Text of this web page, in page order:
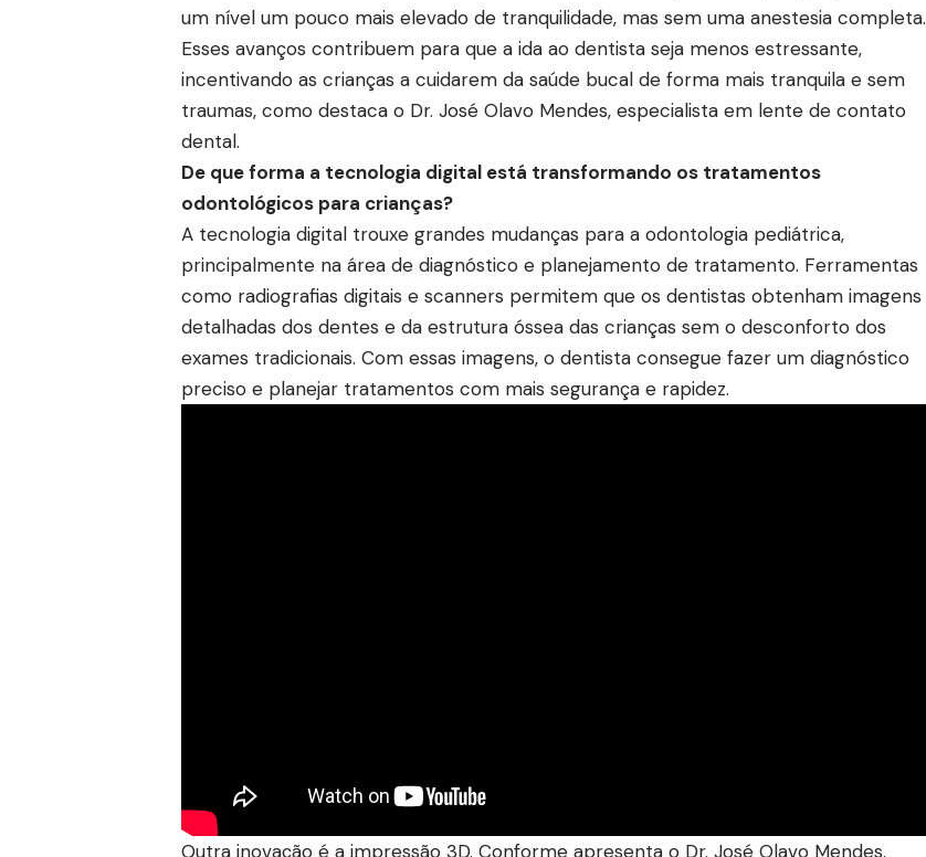
um nível um pouco mais elevado de tranquilidade, mas sem uma anestesia completa.
Esses avanços contribuem para que a ida ao dentista seja menos estressante,
incentivando as crianças a cuidarem da saúde bucal de forma mais tranquila e sem
traumas, como destaca o Dr. José Olavo Mendes, especialista em lente de contato
dental.
De que forma a tecnologia digital está transformando os tratamentos
odontológicos para crianças?
A tecnologia digital trouxe grandes mudanças para a odontologia pediátrica,
principalmente na área de diagnóstico e planejamento de tratamento. Ferramentas
como radiografias digitais e scanners permitem que os dentistas obtenham imagens
detalhadas dos dentes e da estrutura óssea das crianças sem o desconforto dos
exames tradicionais. Com essas imagens, o dentista consegue fazer um diagnóstico
preciso e planejar tratamentos com mais segurança e rapidez.
Outra inovação é a impressão 3D. Conforme apresenta o Dr. José Olavo Mendes,